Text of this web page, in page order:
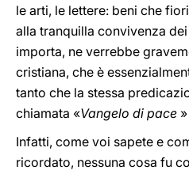
le arti, le lettere: beni che
alla tranquilla convivenza
importa, ne verrebbe
cristiana, che è
tanto che la stessa
chiamata «Vangelo di pace
Infatti, come voi sapete e
ricordato, nessuna cosa fu